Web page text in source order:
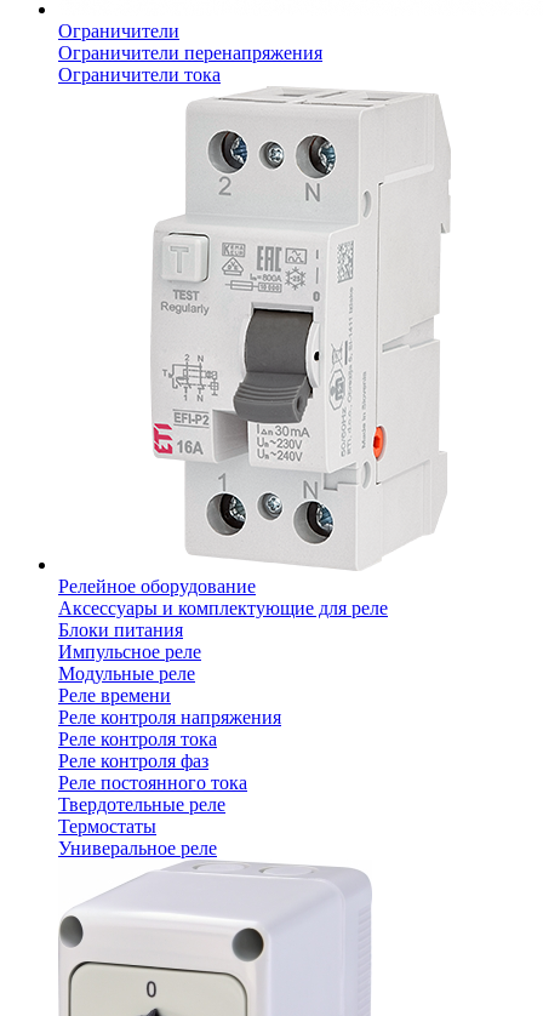
Ограничители
Ограничители перенапряжения
Ограничители тока
Релейное оборудование
Аксессуары и комплектующие для реле
Блоки питания
Импульсное реле
Модульные реле
Реле времени
Реле контроля напряжения
Реле контроля тока
Реле контроля фаз
Реле постоянного тока
Твердотельные реле
Термостаты
Универальное реле